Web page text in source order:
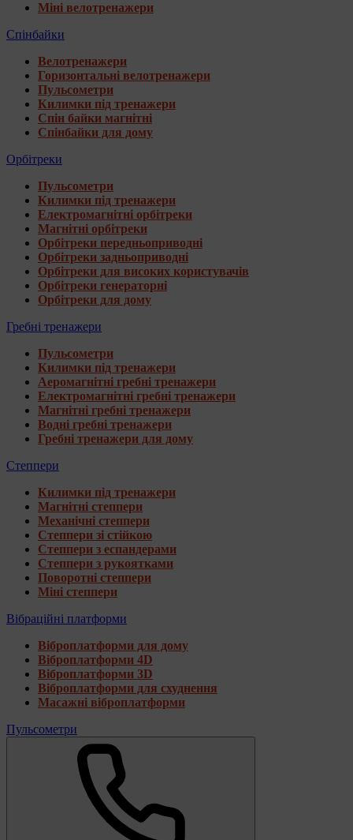
Міні велотренажери
Спінбайки
Велотренажери
Горизонтальні велотренажери
Пульсометри
Килимки під тренажери
Спін байки магнітні
Спінбайки для дому
Орбітреки
Пульсометри
Килимки під тренажери
Електромагнітні орбітреки
Магнітні орбітреки
Орбітреки передньоприводні
Орбітреки задньоприводні
Орбітреки для високих користувачів
Орбітреки генераторні
Орбітреки для дому
Гребні тренажери
Пульсометри
Килимки під тренажери
Аеромагнітні гребні тренажери
Електромагнітні гребні тренажери
Магнітні гребні тренажери
Водні гребні тренажери
Гребні тренажери для дому
Степпери
Килимки під тренажери
Магнітні степпери
Механічні степпери
Степпери зі стійкою
Степпери з еспандерами
Степпери з рукоятками
Поворотні степпери
Міні степпери
Вібраційні платформи
Віброплатформи для дому
Віброплатформи 4D
Віброплатформи 3D
Віброплатформи для схуднення
Масажні віброплатформи
Пульсометри